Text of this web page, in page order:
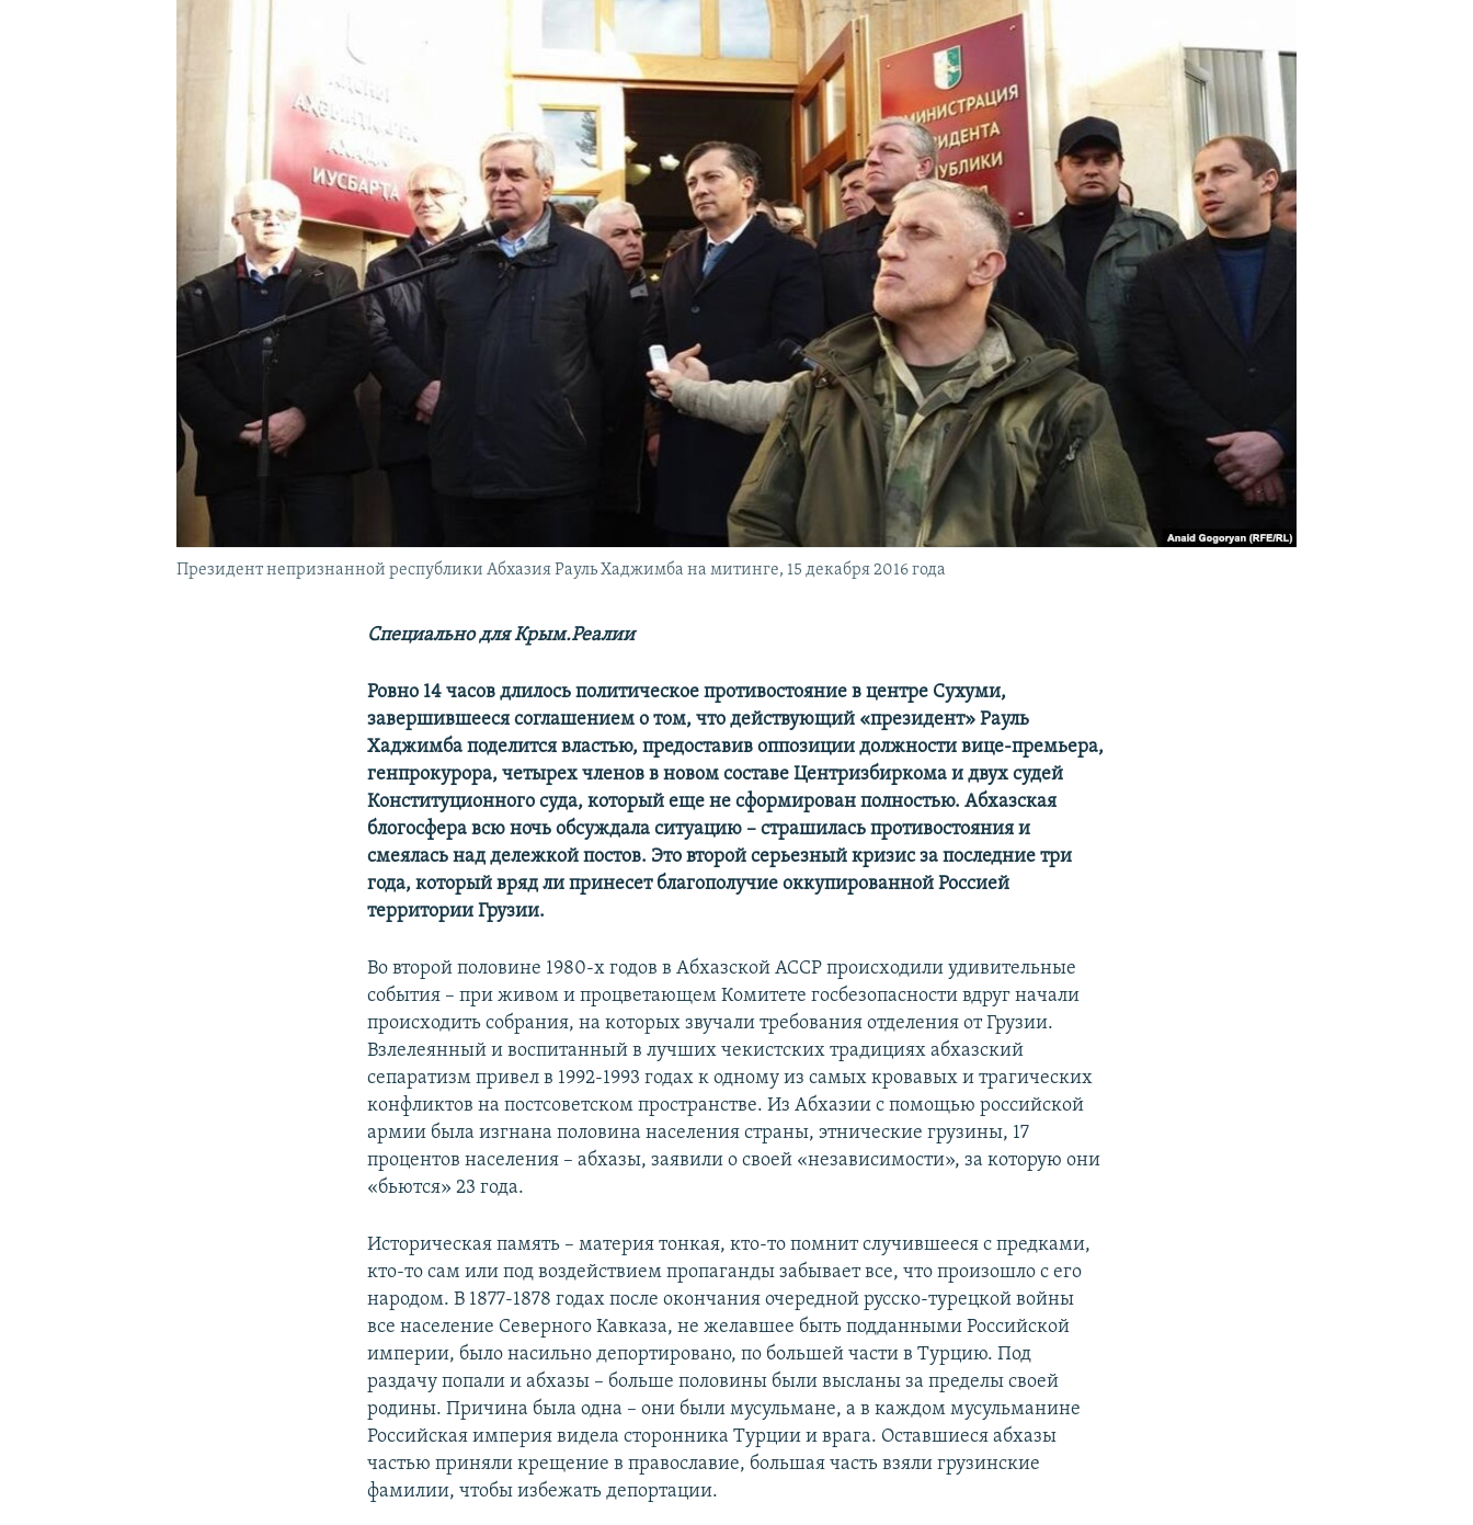
Президент непризнанной республики Абхазия Рауль Хаджимба на митинге, 15 декабря 2016 года
Специально для Крым.Реалии
Ровно 14 часов длилось политическое противостояние в центре Сухуми,
завершившееся соглашением о том, что действующий «президент» Рауль
Хаджимба поделится властью, предоставив оппозиции должности вице-премьера,
генпрокурора, четырех членов в новом составе Центризбиркома и двух судей
Конституционного суда, который еще не сформирован полностью. Абхазская
блогосфера всю ночь обсуждала ситуацию – страшилась противостояния и
смеялась над дележкой постов. Это второй серьезный кризис за последние три
года, который вряд ли принесет благополучие оккупированной Россией
территории Грузии.
Во второй половине 1980-х годов в Абхазской АССР происходили удивительные
события – при живом и процветающем Комитете госбезопасности вдруг начали
происходить собрания, на которых звучали требования отделения от Грузии.
Взлелеянный и воспитанный в лучших чекистских традициях абхазский
сепаратизм привел в 1992-1993 годах к одному из самых кровавых и трагических
конфликтов на постсоветском пространстве. Из Абхазии с помощью российской
армии была изгнана половина населения страны, этнические грузины, 17
процентов населения – абхазы, заявили о своей «независимости», за которую они
«бьются» 23 года.
Историческая память – материя тонкая, кто-то помнит случившееся с предками,
кто-то сам или под воздействием пропаганды забывает все, что произошло с его
народом. В 1877-1878 годах после окончания очередной русско-турецкой войны
все население Северного Кавказа, не желавшее быть подданными Российской
империи, было насильно депортировано, по большей части в Турцию. Под
раздачу попали и абхазы – больше половины были высланы за пределы своей
родины. Причина была одна – они были мусульмане, а в каждом мусульманине
Российская империя видела сторонника Турции и врага. Оставшиеся абхазы
частью приняли крещение в православие, большая часть взяли грузинские
фамилии, чтобы избежать депортации.